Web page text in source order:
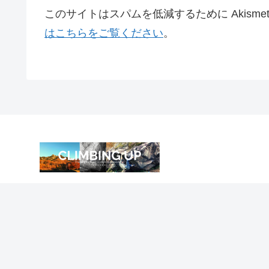
このサイトはスパムを低減するために
はこちらをご覧ください。